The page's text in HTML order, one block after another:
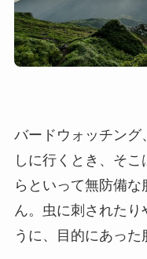
バードウォッチング
しに行くとき、そ
らといって無防備
ん。虫に刺されたり
うに、目的にあった